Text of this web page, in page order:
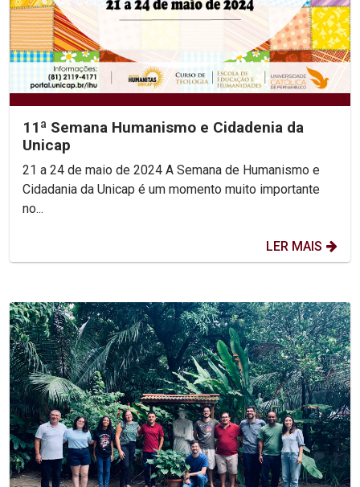
11ª Semana Humanismo e Cidadenia da
Unicap
21 a 24 de maio de 2024 A Semana de Humanismo e
Cidadania da Unicap é um momento muito importante
no...
LER MAIS